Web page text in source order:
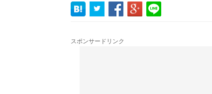
スポンサードリンク